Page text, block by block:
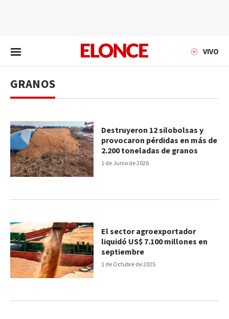
VIVO
GRANOS
1 de Junio de 2026
Destruyeron 12 silobolsas y
provocaron pérdidas en más de
2.200 toneladas de granos
1 de Octubre de 2025
El sector agroexportador
liquidó US$ 7.100 millones en
septiembre